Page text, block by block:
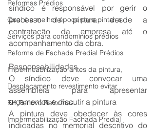
Reformas Prédios
Qual é a melhor época para pintar a
Serviços para condomínios prédios
Reforma de Fachada Predial Prédios
Impermeabilização antes da pintura,
Desplacamento revestimento evitar
BH Renovo Reformas
Impermeabilização Fachada Predial
síndico é responsável por gerir o
processo de pintura, desde a
contratação da empresa até o
acompanhamento da obra.
Responsabilidades
O síndico deve convocar uma
assembleia para apresentar
orçamentos e discutir a pintura
A pintura deve obedecer às cores
indicadas no memorial descritivo do